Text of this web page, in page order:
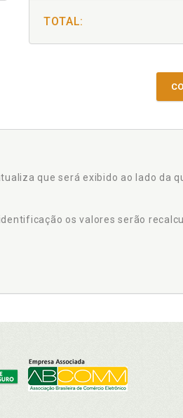
TOTAL:
que será exibido ao lado da
os valores serão